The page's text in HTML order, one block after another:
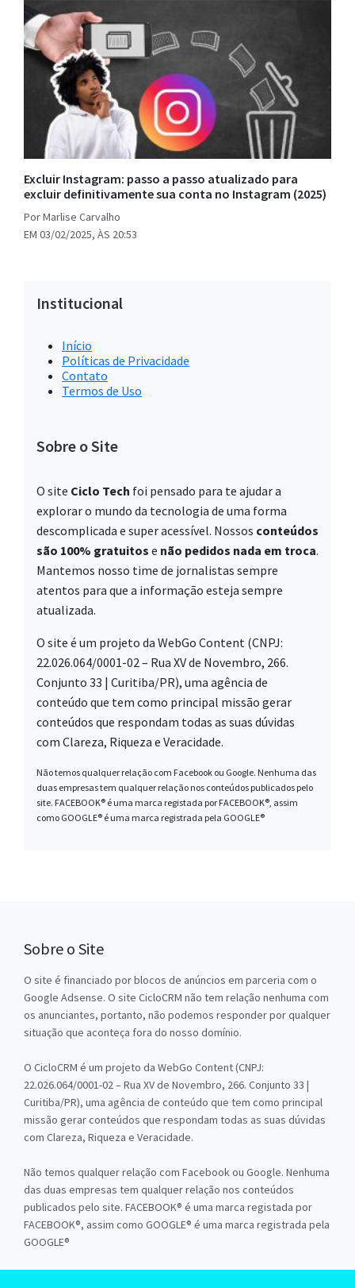
Excluir Instagram: passo a passo atualizado para
excluir definitivamente sua conta no Instagram (2025)
Por Marlise Carvalho
EM 03/02/2025, ÀS 20:53
Institucional
Início
Políticas de Privacidade
Contato
Termos de Uso
Sobre o Site
O site Ciclo Tech foi pensado para te ajudar a
explorar o mundo da tecnologia de uma forma
descomplicada e super acessível. Nossos conteúdos
são 100% gratuitos e não pedidos nada em troca.
Mantemos nosso time de jornalistas sempre
atentos para que a informação esteja sempre
atualizada.
O site é um projeto da WebGo Content (CNPJ:
22.026.064/0001-02 – Rua XV de Novembro, 266.
Conjunto 33 | Curitiba/PR), uma agência de
conteúdo que tem como principal missão gerar
conteúdos que respondam todas as suas dúvidas
com Clareza, Riqueza e Veracidade.
Não temos qualquer relação com Facebook ou Google. Nenhuma das
duas empresas tem qualquer relação nos conteúdos publicados pelo
site. FACEBOOK® é uma marca registada por FACEBOOK®, assim
como GOOGLE® é uma marca registrada pela GOOGLE®
Sobre o Site
O site é financiado por blocos de anúncios em parceria com o
Google Adsense. O site CicloCRM não tem relação nenhuma com
os anunciantes, portanto, não podemos responder por qualquer
situação que aconteça fora do nosso domínio.
O CicloCRM é um projeto da WebGo Content (CNPJ:
22.026.064/0001-02 – Rua XV de Novembro, 266. Conjunto 33 |
Curitiba/PR), uma agência de conteúdo que tem como principal
missão gerar conteúdos que respondam todas as suas dúvidas
com Clareza, Riqueza e Veracidade.
Não temos qualquer relação com Facebook ou Google. Nenhuma
das duas empresas tem qualquer relação nos conteúdos
publicados pelo site. FACEBOOK® é uma marca registada por
FACEBOOK®, assim como GOOGLE® é uma marca registrada pela
GOOGLE®